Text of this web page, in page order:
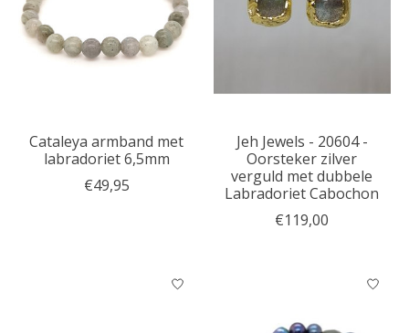
Cataleya armband met
labradoriet 6,5mm
€49,95
Jeh Jewels - 20604 -
Oorsteker zilver
verguld met dubbele
Labradoriet Cabochon
€119,00